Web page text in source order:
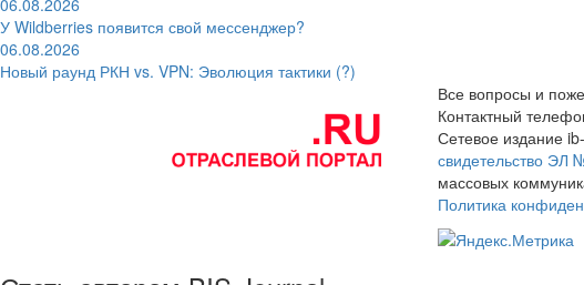
06.08.2026
У Wildberries появится свой мессенджер?
06.08.2026
Новый раунд РКН vs. VPN: Эволюция тактики (?)
Все вопросы и
Контактный
Сетевое издание
свидетельство ЭЛ
массовых
Политика